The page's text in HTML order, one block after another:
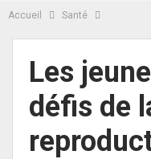
Accueil Santé
Les
défis de